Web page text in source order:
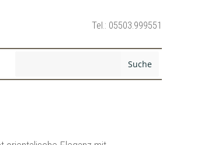
Tel.: 05503.999551